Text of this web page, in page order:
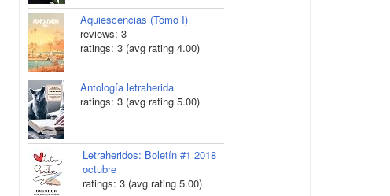
Aquiescencias (Tomo I)
reviews: 3
ratings: 3 (avg rating 4.00)
Antología letraherida
ratings: 3 (avg rating 5.00)
Letraheridos: Boletín #1 2018
octubre
ratings: 3 (avg rating 5.00)